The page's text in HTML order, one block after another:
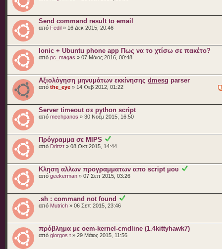
Send command result to email
από Fedil » 16 Δεκ 2015, 20:46
Ionic + Ubuntu phone app Πως να το χτίσω σε πακέτο?
από pc_magas » 07 Μάιος 2016, 00:48
Αξιολόγηση μηνυμάτων εκκίνησης dmesg parser
από the_eye » 14 Φεβ 2012, 01:22
Server timeout σε python script
από mechpanos » 30 Νοέμ 2015, 16:50
Πρόγραμμα σε MIPS
από Drittzt » 08 Οκτ 2015, 14:44
Κληση αλλων προγραμματων απο script μου
από geekerman » 07 Σεπ 2015, 03:26
.sh : command not found
από Mutrich » 06 Σεπ 2015, 23:46
πρόβλημα με oem-kernel-cmdline (1.4kittyhawk7)
από giorgos t » 29 Μάιος 2015, 11:56